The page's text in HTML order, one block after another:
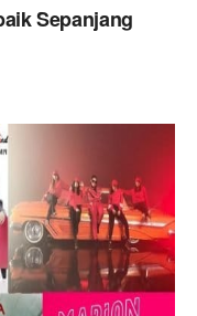
Sepanjang